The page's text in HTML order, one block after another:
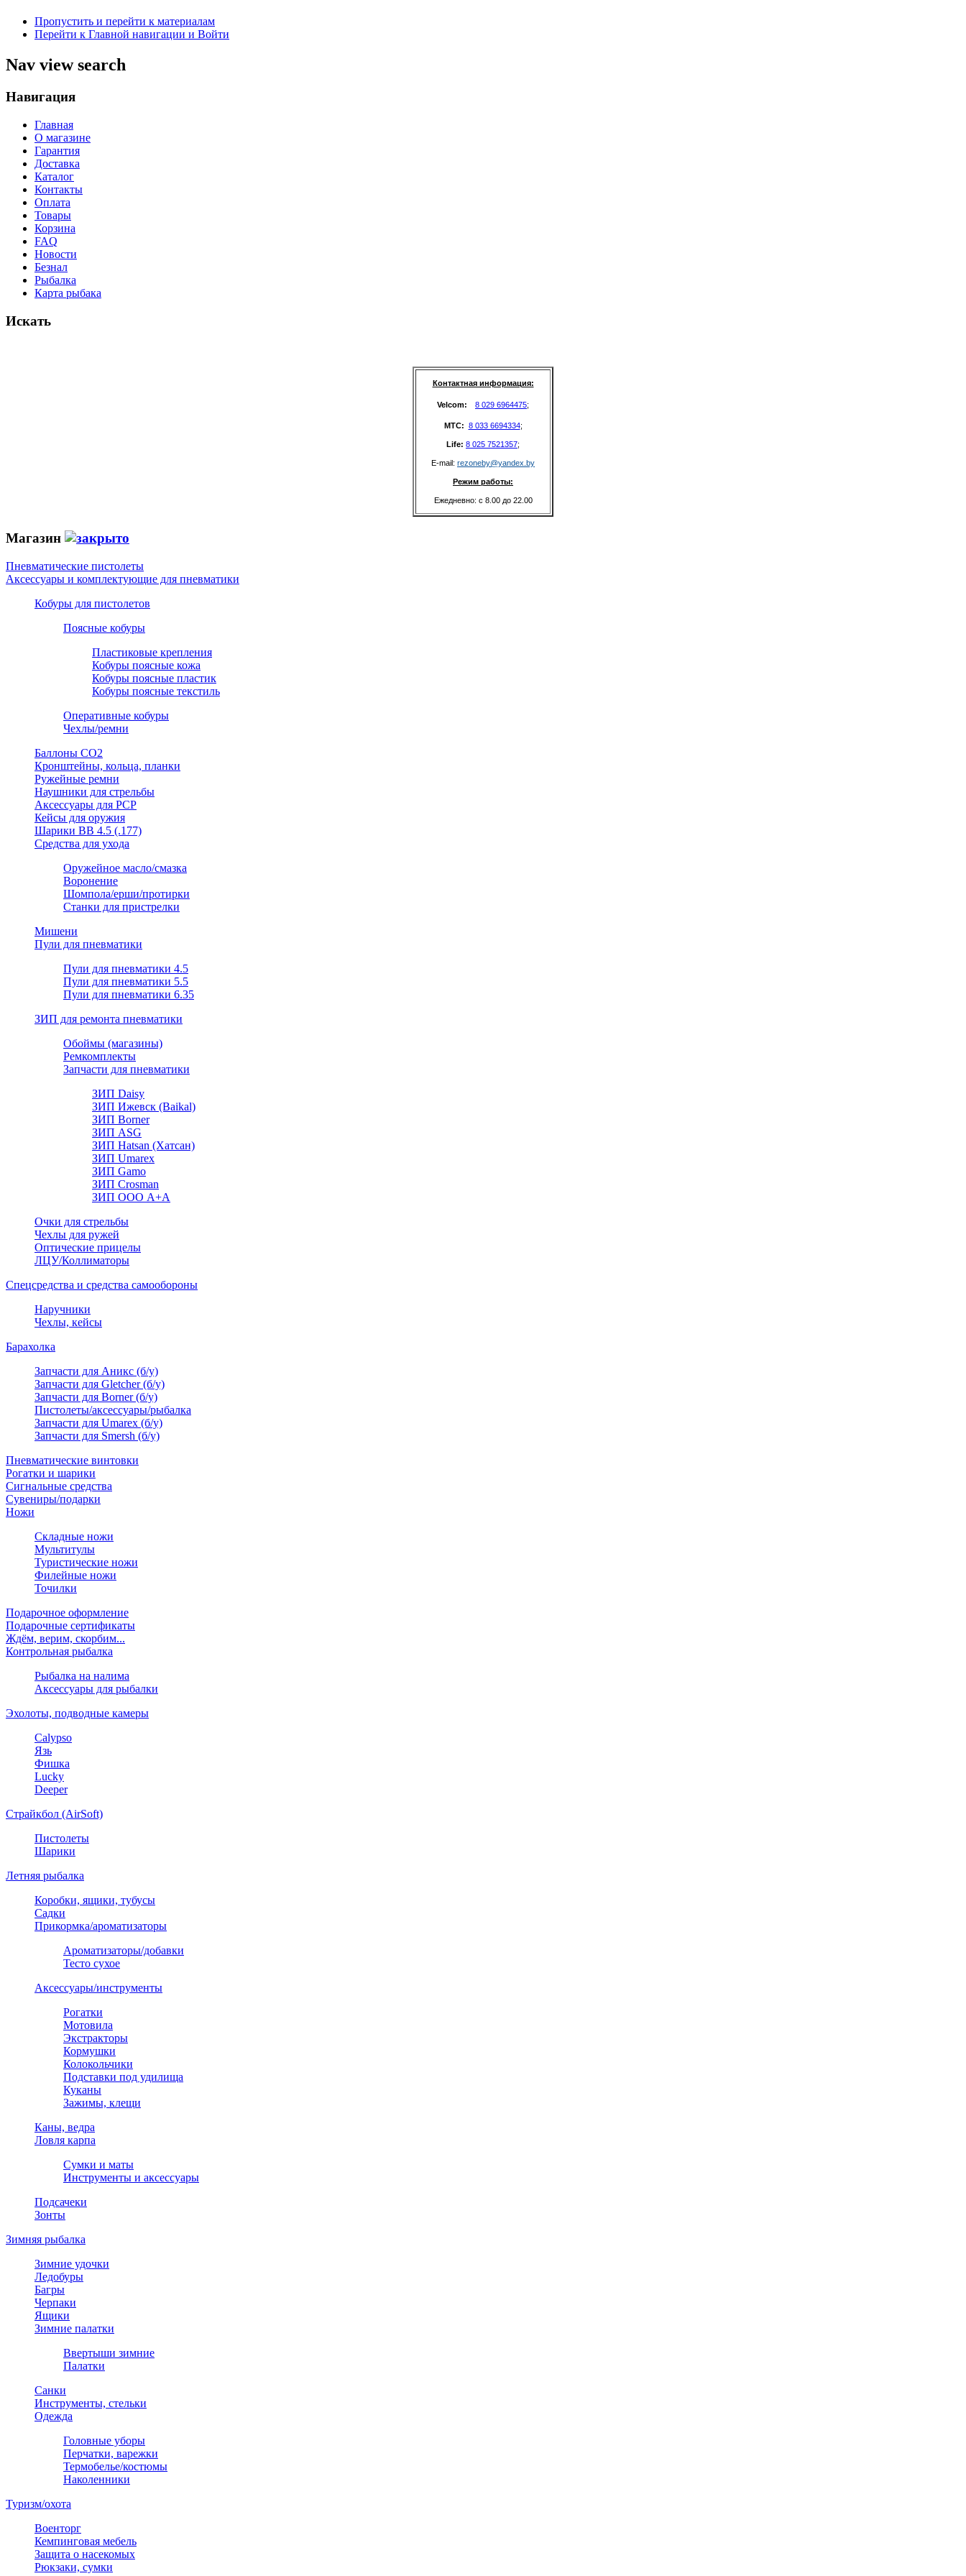
Пропустить и перейти к материалам
Перейти к Главной навигации и Войти
Nav view search
Навигация
Главная
О магазине
Гарантия
Доставка
Каталог
Контакты
Оплата
Товары
Корзина
FAQ
Новости
Безнал
Рыбалка
Карта рыбака
Искать
Контактная информация:
Velcom: 8 029 6964475;
MTC: 8 033 6694334;
Life: 8 025 7521357;
E-mail: rezoneby@yandex.by
Режим работы:
Ежедневно: с 8.00 до 22.00
Магазин
Пневматические пистолеты
Аксессуары и комплектующие для пневматики
Кобуры для пистолетов
Поясные кобуры
Пластиковые крепления
Кобуры поясные кожа
Кобуры поясные пластик
Кобуры поясные текстиль
Оперативные кобуры
Чехлы/ремни
Баллоны СО2
Кронштейны, кольца, планки
Ружейные ремни
Наушники для стрельбы
Аксессуары для PCP
Кейсы для оружия
Шарики ВВ 4.5 (.177)
Средства для ухода
Оружейное масло/смазка
Воронение
Шомпола/ерши/протирки
Станки для пристрелки
Мишени
Пули для пневматики
Пули для пневматики 4.5
Пули для пневматики 5.5
Пули для пневматики 6.35
ЗИП для ремонта пневматики
Обоймы (магазины)
Ремкомплекты
Запчасти для пневматики
ЗИП Daisy
ЗИП Ижевск (Baikal)
ЗИП Borner
ЗИП ASG
ЗИП Hatsan (Хатсан)
ЗИП Umarex
ЗИП Gamo
ЗИП Crosman
ЗИП ООО А+А
Очки для стрельбы
Чехлы для ружей
Оптические прицелы
ЛЦУ/Коллиматоры
Спецсредства и средства самообороны
Наручники
Чехлы, кейсы
Барахолка
Запчасти для Аникс (б/у)
Запчасти для Gletcher (б/у)
Запчасти для Borner (б/у)
Пистолеты/аксессуары/рыбалка
Запчасти для Umarex (б/у)
Запчасти для Smersh (б/у)
Пневматические винтовки
Рогатки и шарики
Сигнальные средства
Сувениры/подарки
Ножи
Складные ножи
Мультитулы
Туристические ножи
Филейные ножи
Точилки
Подарочное оформление
Подарочные сертификаты
Ждём, верим, скорбим...
Контрольная рыбалка
Рыбалка на налима
Аксессуары для рыбалки
Эхолоты, подводные камеры
Calypso
Язь
Фишка
Lucky
Deeper
Страйкбол (AirSoft)
Пистолеты
Шарики
Летняя рыбалка
Коробки, ящики, тубусы
Садки
Прикормка/ароматизаторы
Ароматизаторы/добавки
Тесто сухое
Аксессуары/инструменты
Рогатки
Мотовила
Экстракторы
Кормушки
Колокольчики
Подставки под удилища
Куканы
Зажимы, клещи
Каны, ведра
Ловля карпа
Сумки и маты
Инструменты и аксессуары
Подсачеки
Зонты
Зимняя рыбалка
Зимние удочки
Ледобуры
Багры
Черпаки
Ящики
Зимние палатки
Ввертыши зимние
Палатки
Санки
Инструменты, стельки
Одежда
Головные уборы
Перчатки, варежки
Термобелье/костюмы
Наколенники
Туризм/охота
Военторг
Кемпинговая мебель
Защита о насекомых
Рюкзаки, сумки